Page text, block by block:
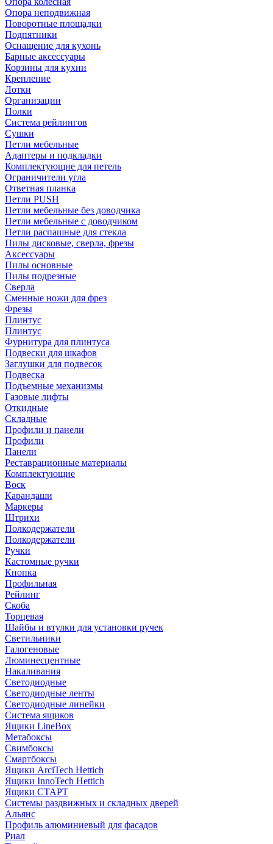
Опора неподвижная
Поворотные площадки
Подпятники
Оснащение для кухонь
Барные аксессуары
Корзины для кухни
Крепление
Лотки
Организации
Полки
Система рейлингов
Сушки
Петли мебельные
Адаптеры и подкладки
Комплектующие для петель
Ограничители угла
Ответная планка
Петли PUSH
Петли мебельные без доводчика
Петли мебельные с доводчиком
Петли распашные для стекла
Пилы дисковые, сверла, фрезы
Аксессуары
Пилы основные
Пилы подрезные
Сверла
Сменные ножи для фрез
Фрезы
Плинтус
Плинтус
Фурнитура для плинтуса
Подвески для шкафов
Заглушки для подвесок
Подвеска
Подъемные механизмы
Газовые лифты
Откидные
Складные
Профили и панели
Профили
Панели
Реставрационные материалы
Комплектующие
Воск
Карандаши
Маркеры
Штрихи
Полкодержатели
Полкодержатели
Ручки
Кастомные ручки
Кнопка
Профильная
Рейлинг
Скоба
Торцевая
Шайбы и втулки для установки ручек
Светильники
Галогеновые
Люминесцентные
Накаливания
Светодиодные
Светодиодные ленты
Светодиодные линейки
Система ящиков
Ящики LineBox
Метабоксы
Свимбоксы
Смартбоксы
Ящики ArciTech Hettich
Ящики InnoTech Hettich
Ящики СТАРТ
Системы раздвижных и складных дверей
Альянс
Профиль алюминиевый для фасадов
Риал